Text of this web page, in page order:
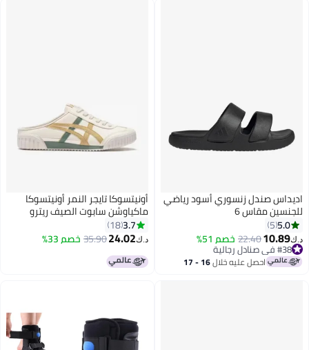
اديداس صندل زنسوري أسود رياضي
للجنسين مقاس 6
5.0
5
د.ك‏10.89
22.40خصم 51%
#38 في صنادل رجالية
#38 في صنادل رجالية احصل عليه خلال 16 - 17
أونيتسوكا تايجر النمر أونيتسوكا
ماكياوشن سابوت الصيف ريترو
انزلاق على الرياضة الأحذية العادية
3.7
18
د.ك‏24.02
35.90خصم 33%